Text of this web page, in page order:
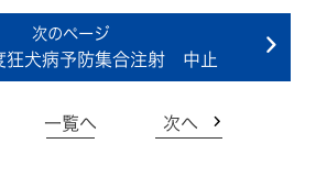
狂犬病予防集合注射 中止
一覧へ 次へ